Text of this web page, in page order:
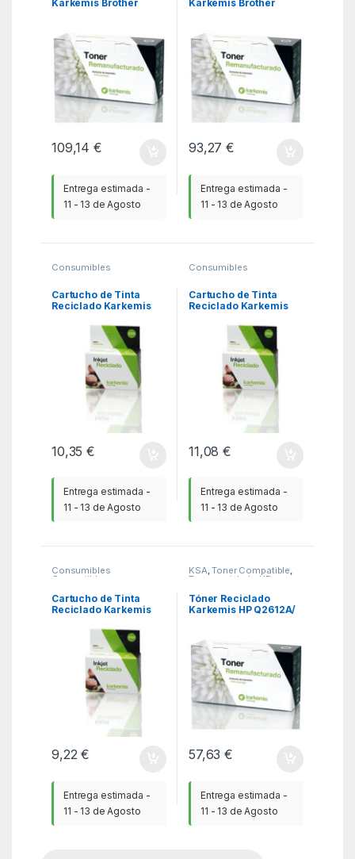
Karkemis Brother
109,14€
Entrega estimada -
11 - 13 de Agosto
Karkemis Brother
93,27€
Entrega estimada -
11 - 13 de Agosto
Consumibles
Epson,KSA
Cartucho de Tinta
Reciclado Karkemis
Capacidad/ Negro
10,35€
Entrega estimada -
11 - 13 de Agosto
Consumibles
Epson,KSA
Cartucho de Tinta
Reciclado Karkemis
Capacidad/ Negro
11,08€
Entrega estimada -
11 - 13 de Agosto
Consumibles
Compatibles
Epson,KSA
Cartucho de Tinta
Reciclado Karkemis
9,22€
Entrega estimada -
11 - 13 de Agosto
KSA,Toner Compatible,
Toner reciclado HP
Tóner Reciclado
Karkemis HP Q2612A/
57,63€
Entrega estimada -
11 - 13 de Agosto